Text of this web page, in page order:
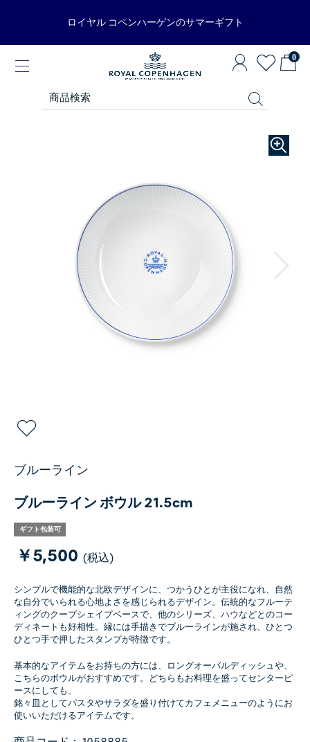
ロイヤル コペンハーゲンのサマーギフト
0
ブルーライン
ブルーライン ボウル 21.5cm
ギフト包装可
￥5,500 (税込)
シンプルで機能的な北欧デザインに、つかうひとが主役になれ、自然
な自分でいられる心地よさを感じられるデザイン。伝統的なフルーテ
ィングのクープシェイプベースで、他のシリーズ、 ハウなどとのコー
ディネートも好相性。縁には手描きでブルーラインが施され、ひとつ
ひとつ手で押したスタンプが特徴です。
基本的なアイテムをお持ちの方には、ロングオーバルディッシュや、
こちらのボウルがおすすめです。どちらもお料理を盛ってセンターピ
ースにしても、
銘々皿としてパスタやサラダを盛り付けてカフェメニューのようにお
使いいただけるアイテムです。